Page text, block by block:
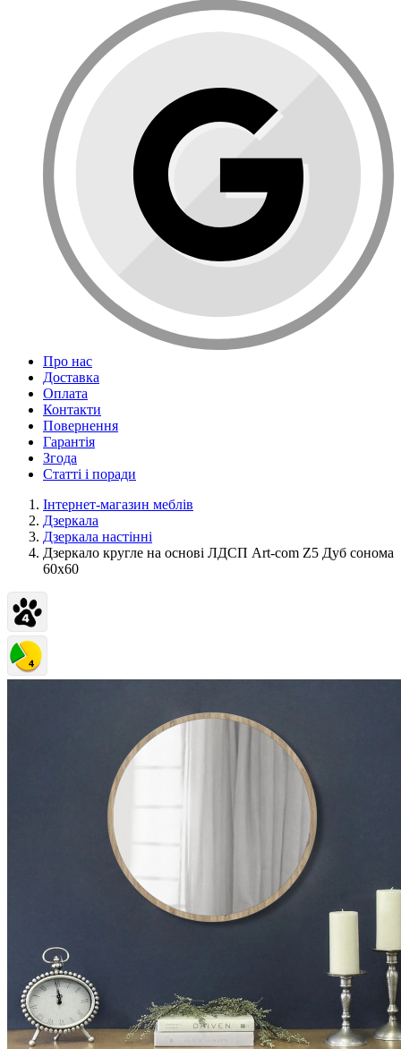
Про нас
Доставка
Оплата
Контакти
Повернення
Гарантія
Згода
Статті і поради
Інтернет-магазин меблів
Дзеркала
Дзеркала настінні
Дзеркало кругле на основі ЛДСП Art-com Z5 Дуб сонома
60х60